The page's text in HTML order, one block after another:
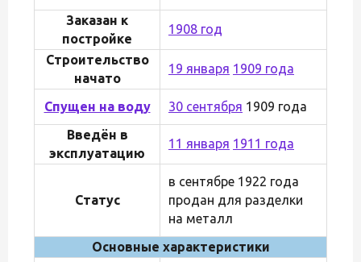
Заказан к
постройке
1908 год
Строительство
начато
19 января 1909 года
Спущен на воду 30 сентября 1909 года
Введён в
эксплуатацию
11 января 1911 года
Статус
в сентябре 1922 года
продан для разделки
на металл
Основные характеристики